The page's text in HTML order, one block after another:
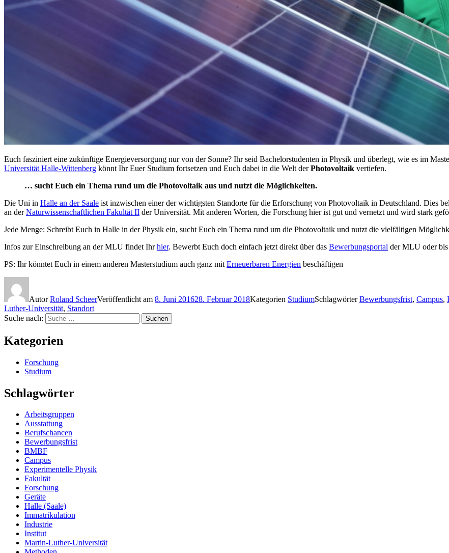
Euch fasziniert eine zukünftige Energieversorgung nur von der Sonne? Ihr seid Bachelorstudenten in Physik und überlegt, wie es im
Universität Halle-Wittenberg könnt Ihr Euer Studium fortsetzen und Euch dabei in die Welt derPhotovoltaik vertiefen.
… sucht Euch ein Thema rund um die Photovoltaik aus und nutzt die Möglichkeiten.
Die Uni in Halle an der Saale ist inzwischen einer der wichtigsten Standorte für die Erforschung von Photovoltaik in Deutschland. Dies
an derNaturwissenschaftlichen Fakultät II der Universität. Mit anderen Worten, die Forschung hier ist gut und vernetzt und wird stark
Jede Menge: Schreibt Euch in Halle in der Physik ein, sucht Euch ein Thema rund um die Photovoltaik und nutzt die vielfältigen
Infos zur Einschreibung an der MLU findet Ihrhier. Bewerbt Euch doch einfach jetzt direkt über das Bewerbungsportal der MLU oder bis
PS: Ihr könntet Euch in einem anderen Masterstudium auch ganz mit Erneuerbaren Energien beschäftigen
AutorRoland ScheerVeröffentlicht am 8. Juni 201628. Februar 2018Kategorien StudiumSchlagwörterBewerbungsfrist, Campus,
Luther-Universität, Standort
Suche nach:
Suchen
Kategorien
Forschung
Studium
Schlagwörter
Arbeitsgruppen
Ausstattung
Berufschancen
Bewerbungsfrist
BMBF
Campus
Experimentelle Physik
Fakultät
Forschung
Geräte
Halle (Saale)
Immatrikulation
Industrie
Institut
Martin-Luther-Universität